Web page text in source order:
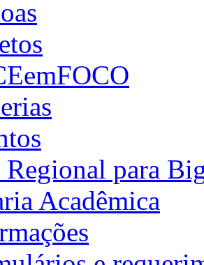
para
Acadêmica